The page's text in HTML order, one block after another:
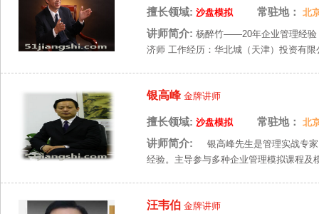
擅长领域: 沙盘模拟 常驻地： 北
讲师简介: 杨醉竹——20年企业管理经验
济师 工作经历：华北城（天津）投资有
银高峰 金牌讲师
擅长领域: 沙盘模拟 常驻地： 北
讲师简介:
银高峰先生是管理实战专家
经验。主导参与多种企业管理模拟课程及
汪韦伯 金牌讲师